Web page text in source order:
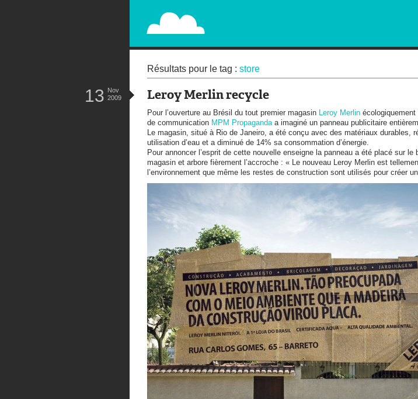
PAPERPLANE
STREET, AMBIENT, GUÉRILLA MARKETING AND OUT OF HOME
Résultats pour le tag : store
Leroy Merlin recycle
13 Nov
2009
Pour l’ouverture au Brésil du tout premier magasin Leroy Merlin écologiquement
de communication MPM Propaganda a imaginé un panneau publicitaire
Le magasin, situé à Rio de Janeiro, a été conçu avec des matériaux durables,
utilisation d’eau et a diminué de 14% sa consommation d’énergie.
Pour annoncer l’esprit de cette nouvelle enseigne la panneau a été placé sur
magasin et arbore fièrement l’accroche : « Le nouveau Leroy Merlin est
l’environnement que même les restes de construction sont utilisés pour créer